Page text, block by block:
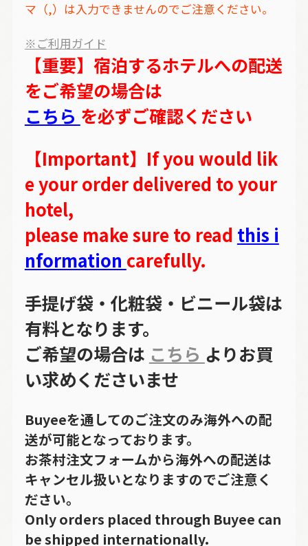
マ（,）は入力できませんのでご注意ください。
※ご利用ガイド
【重要】宿泊するホテルへの配送
をご希望の場合は
こちら を必ずご確認ください
【Important】If you would lik
e your order delivered to your
hotel,
please make sure to read this i
nformation carefully.
手提げ袋・化粧袋・ビニール袋は
有料となります。
ご希望の場合は こちら よりお買
い求めくださいませ
Buyeeを通してのご注文のみ海外への配
送が可能となっております。
お茶村注文フォームから海外への配送は
キャンセル扱いとなりますのでご注意く
ださい。
Only orders placed through Buyee can
be shipped internationally.